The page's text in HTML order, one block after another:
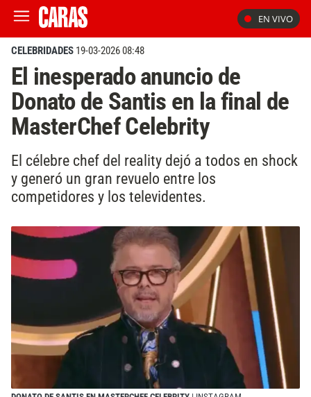
EN VIVO
CELEBRIDADES 19-03-2026 08:48
El inesperado anuncio de
Donato de Santis en la final de
MasterChef Celebrity
El célebre chef del reality dejó a todos en shock
y generó un gran revuelo entre los
competidores y los televidentes.